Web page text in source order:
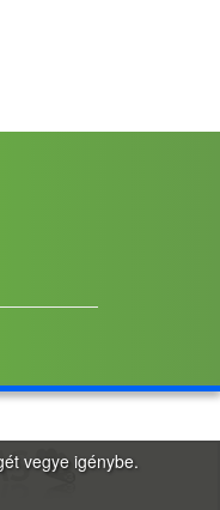
vegye igénybe.